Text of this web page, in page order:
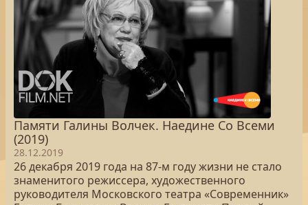
Памяти Галины Волчек. Наедине Со Всеми
(2019)
28.12.2019
26 декабря 2019 года на 87-м году жизни не стало
знаменитого режиссера, художественного
руководителя Московского театра «Современник»